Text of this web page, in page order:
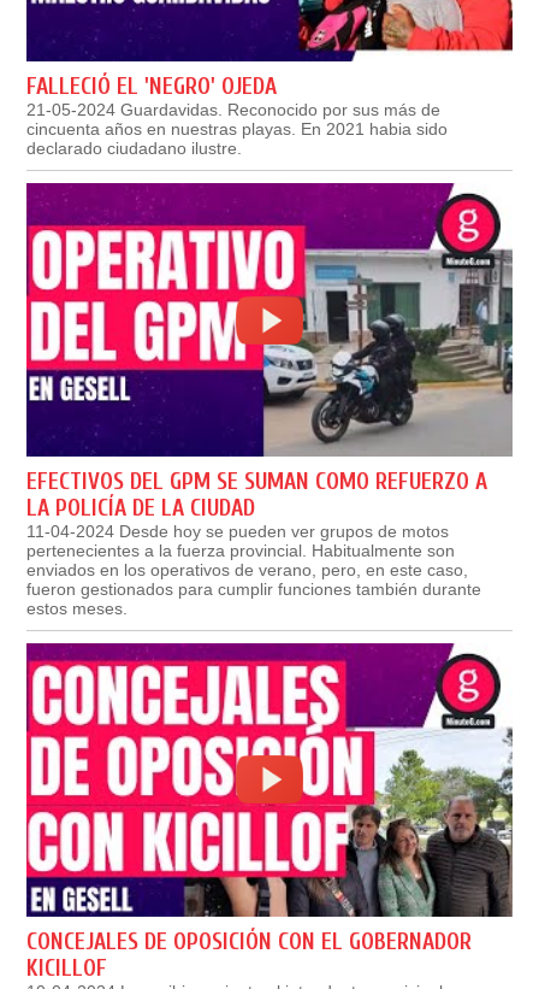
FALLECIÓ EL 'NEGRO' OJEDA
21-05-2024 Guardavidas. Reconocido por sus más de
cincuenta años en nuestras playas. En 2021 habia sido
declarado ciudadano ilustre.
EFECTIVOS DEL GPM SE SUMAN COMO REFUERZO A
LA POLICÍA DE LA CIUDAD
11-04-2024 Desde hoy se pueden ver grupos de motos
pertenecientes a la fuerza provincial. Habitualmente son
enviados en los operativos de verano, pero, en este caso,
fueron gestionados para cumplir funciones también durante
estos meses.
CONCEJALES DE OPOSICIÓN CON EL GOBERNADOR
KICILLOF